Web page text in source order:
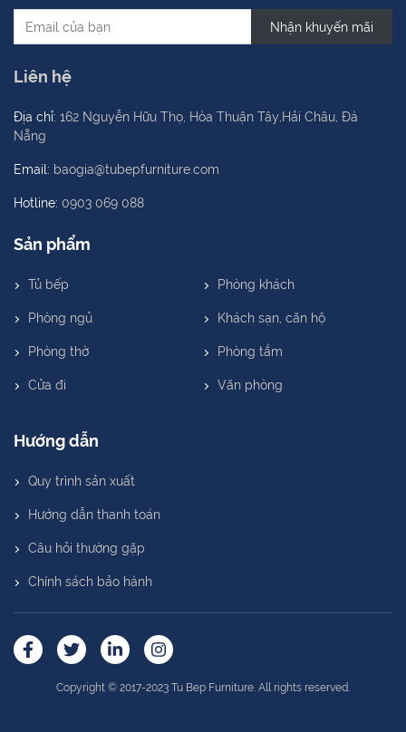
Liên hệ
Địa chỉ:
Nẵng
Email:baogia@tubepfurniture.com
Hotline: 0903 069 088
Sản phẩm
Tủ bếp
Phòng khách
Phòng ngủ
Khách sạn, căn hộ
Phòng thờ
Phòng tắm
Hướng dẫn
Quy trình sản xuất
Hướng dẫn thanh toán
Câu hỏi thường gặp
Chính sách bảo hành